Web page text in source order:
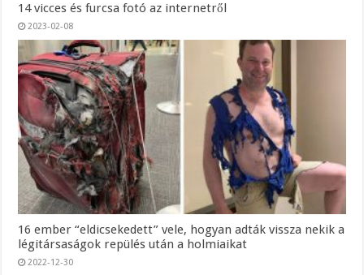
14 vicces és furcsa fotó az internetről
2023-02-08
16 ember “eldicsekedett” vele, hogyan adták vissza nekik a
légitársaságok repülés után a holmiaikat
2022-12-30